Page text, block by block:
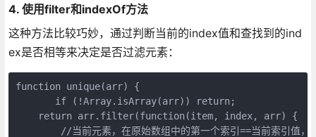
4. 使用filter和indexOf方法
这种方法比较巧妙，通过判断当前的index值和查找到的ind
ex是否相等来决定是否过滤元素：
function unique(arr) {
       if (!Array.isArray(arr)) return;
    return arr.filter(function(item, index, arr) {
//当前元素，在原始数组中的第一个索引==当前索引值，